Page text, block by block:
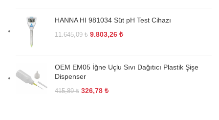
HANNA HI 981034 Süt pH Test Cihazı
11.645,09₺ 9.803,26 ₺
OEM EM05 İğne Uçlu Sıvı Dağıtıcı Plastik Şişe
Dispenser
415,89₺ 326,78 ₺